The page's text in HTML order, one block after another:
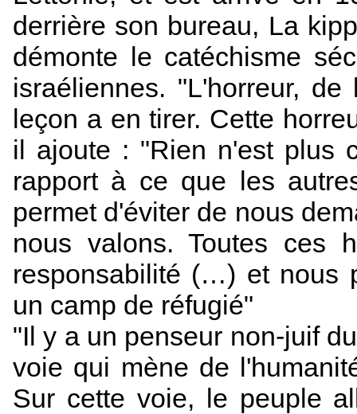
derrière son bureau, La
démonte le catéchisme
israéliennes. "L'horreur,
leçon a en tirer. Cette
il ajoute : "Rien n'est plus
rapport à ce que les
permet d'éviter de nous
nous valons. Toutes ces
responsabilité (…) et nous
un camp de réfugié"
"Il y a un penseur non-juif
voie qui mène de
Sur cette voie, le peuple